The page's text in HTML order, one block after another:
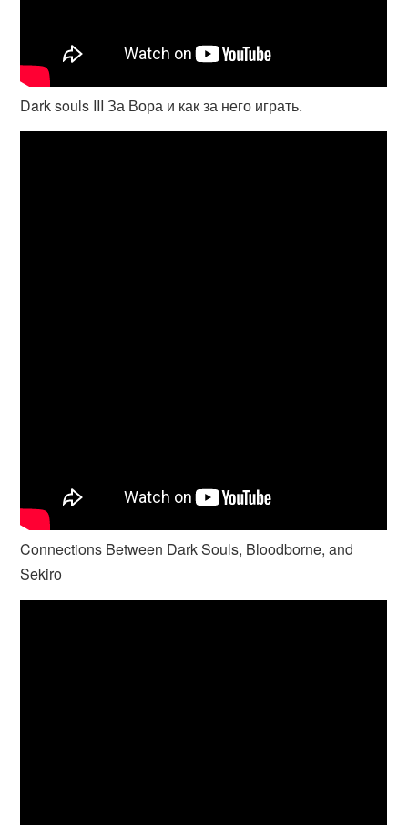
Dark souls III За Вора и как за него играть.
Connections Between Dark Souls, Bloodborne, and
Sekiro